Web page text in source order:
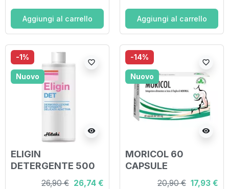
Aggiungi al carrello Aggiungi al carrello
-1%
Nuovo
visibility
favorite_border
ELIGIN
DETERGENTE 500
26,90 € 26,74 €
-14%
Nuovo
visibility
favorite_border
MORICOL 60
CAPSULE
20,90 € 17,93 €